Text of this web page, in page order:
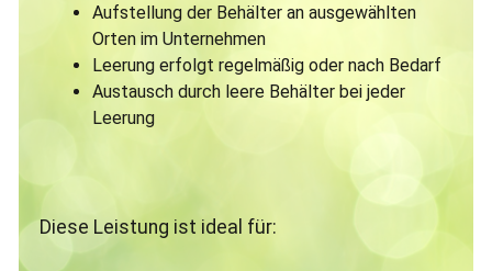
Aufstellung der Behälter an ausgewählten
Orten im Unternehmen
Leerung erfolgt regelmäßig oder nach Bedarf
Austausch durch leere Behälter bei jeder
Leerung
Diese Leistung ist ideal für: